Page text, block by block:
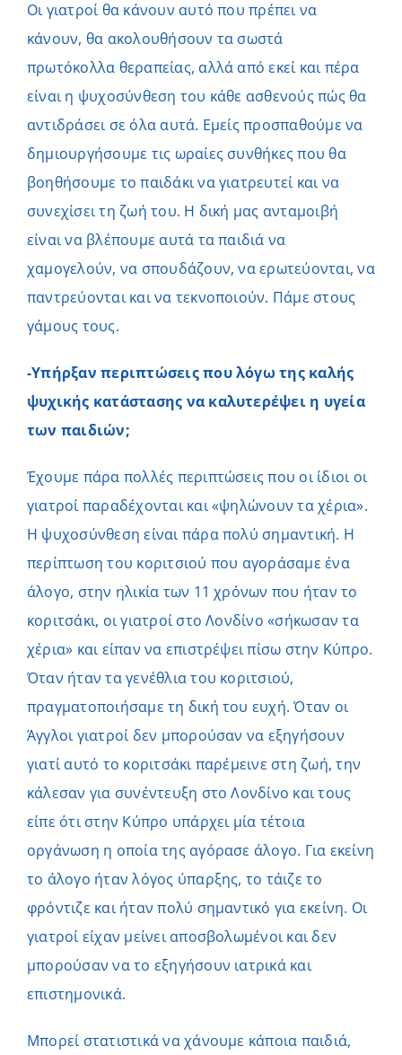
Οι γιατροί θα κάνουν αυτό που πρέπει να
κάνουν, θα ακολουθήσουν τα σωστά
πρωτόκολλα θεραπείας, αλλά από εκεί και πέρα
είναι η ψυχοσύνθεση του κάθε ασθενούς πώς θα
αντιδράσει σε όλα αυτά. Εμείς προσπαθούμε να
δημιουργήσουμε τις ωραίες συνθήκες που θα
βοηθήσουμε το παιδάκι να γιατρευτεί και να
συνεχίσει τη ζωή του. Η δική μας ανταμοιβή
είναι να βλέπουμε αυτά τα παιδιά να
χαμογελούν, να σπουδάζουν, να ερωτεύονται, να
παντρεύονται και να τεκνοποιούν. Πάμε στους
γάμους τους.
-Υπήρξαν περιπτώσεις που λόγω της καλής
ψυχικής κατάστασης να καλυτερέψει η υγεία
των παιδιών;
Έχουμε πάρα πολλές περιπτώσεις που οι ίδιοι οι
γιατροί παραδέχονται και «ψηλώνουν τα χέρια».
Η ψυχοσύνθεση είναι πάρα πολύ σημαντική. Η
περίπτωση του κοριτσιού που αγοράσαμε ένα
άλογο, στην ηλικία των 11 χρόνων που ήταν το
κοριτσάκι, οι γιατροί στο Λονδίνο «σήκωσαν τα
χέρια» και είπαν να επιστρέψει πίσω στην Κύπρο.
Όταν ήταν τα γενέθλια του κοριτσιού,
πραγματοποιήσαμε τη δική του ευχή. Όταν οι
Άγγλοι γιατροί δεν μπορούσαν να εξηγήσουν
γιατί αυτό το κοριτσάκι παρέμεινε στη ζωή, την
κάλεσαν για συνέντευξη στο Λονδίνο και τους
είπε ότι στην Κύπρο υπάρχει μία τέτοια
οργάνωση η οποία της αγόρασε άλογο. Για εκείνη
το άλογο ήταν λόγος ύπαρξης, το τάιζε το
φρόντιζε και ήταν πολύ σημαντικό για εκείνη. Οι
γιατροί είχαν μείνει αποσβολωμένοι και δεν
μπορούσαν να το εξηγήσουν ιατρικά και
επιστημονικά.
Μπορεί στατιστικά να χάνουμε κάποια παιδιά,